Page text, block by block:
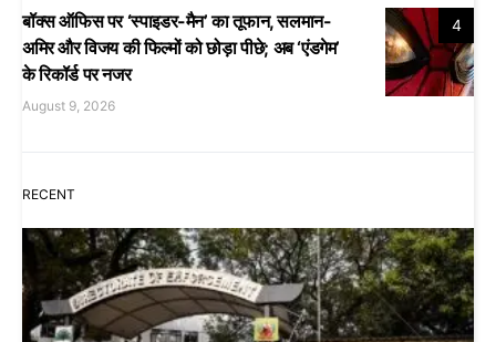
4
बॉक्स ऑफिस पर ‘स्पाइडर-मैन’ का तूफान, सलमान-
अमिर और विजय की फिल्मों को छोड़ा पीछे; अब ‘एंडगेम’
के रिकॉर्ड पर नजर
August 9, 2026
RECENT